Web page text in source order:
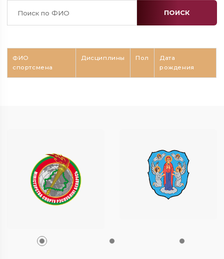
ПОИСК
ФИО
спортсмена
Дисциплины Пол
Дата
рождения